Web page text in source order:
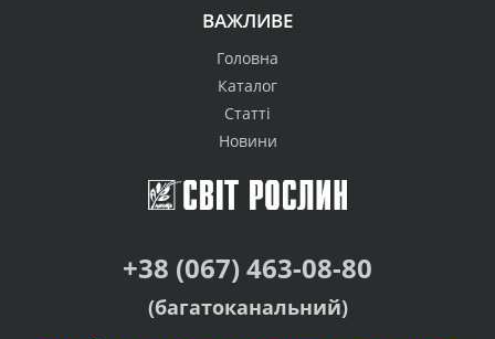
ВАЖЛИВЕ
Головна
Каталог
Статті
Новини
+38 (067) 463-08-80
(багатоканальний)